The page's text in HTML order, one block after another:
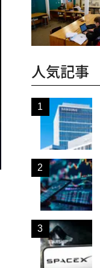
人気記事